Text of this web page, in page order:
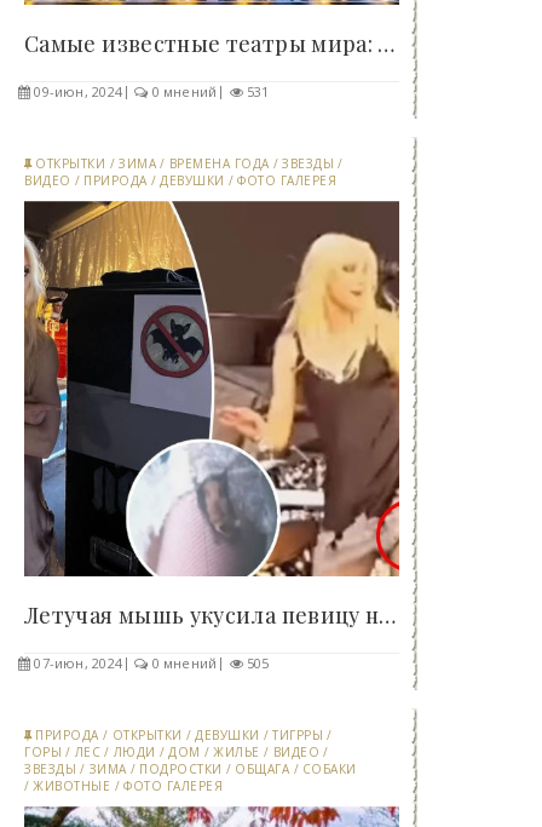
Самые известные театры мира: знакомство с..
09-июн, 2024 0 мнений 531
ОТКРЫТКИ /ЗИМА / ВРЕМЕНА ГОДА /ЗВЕЗДЫ /
ВИДЕО / ПРИРОДА /ДЕВУШКИ /ФОТО ГАЛЕРЕЯ
Летучая мышь укусила певицу на концерте - «Клуб -..
07-июн, 2024 0 мнений 505
ПРИРОДА / ОТКРЫТКИ / ДЕВУШКИ /ТИГРРЫ /
ГОРЫ / ЛЕС / ЛЮДИ / ДОМ /ЖИЛЬЕ / ВИДЕО /
ЗВЕЗДЫ / ЗИМА / ПОДРОСТКИ / ОБЩАГА / СОБАКИ
/ЖИВОТНЫЕ /ФОТО ГАЛЕРЕЯ